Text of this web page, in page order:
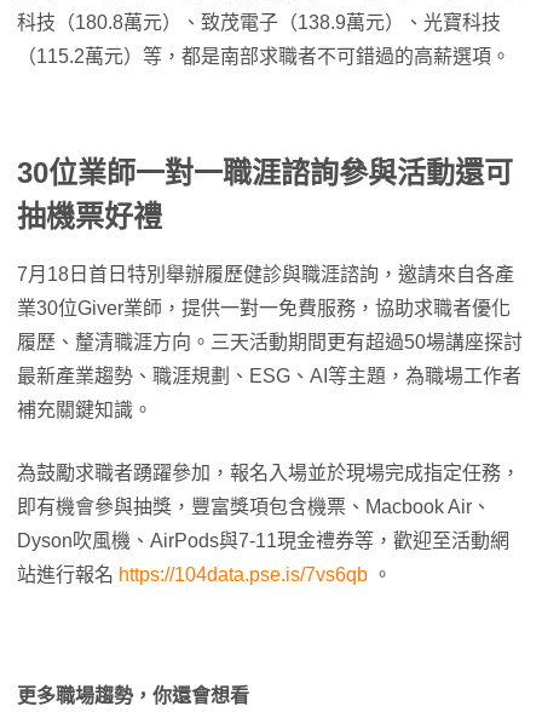
科技（180.8萬元）、致茂電子（138.9萬元）、光寶科技
（115.2萬元）等，都是南部求職者不可錯過的高薪選項。
30位業師一對一職涯諮詢參與活動還可
抽機票好禮
7月18日首日特別舉辦履歷健診與職涯諮詢，邀請來自各產
業30位Giver業師，提供一對一免費服務，協助求職者優化
履歷、釐清職涯方向。三天活動期間更有超過50場講座探討
最新產業趨勢、職涯規劃、ESG、AI等主題，為職場工作者
補充關鍵知識。
為鼓勵求職者踴躍參加，報名入場並於現場完成指定任務，
即有機會參與抽獎，豐富獎項包含機票、Macbook Air、
Dyson吹風機、AirPods與7-11現金禮券等，歡迎至活動網
站進行報名 https://104data.pse.is/7vs6qb 。
更多職場趨勢，你還會想看